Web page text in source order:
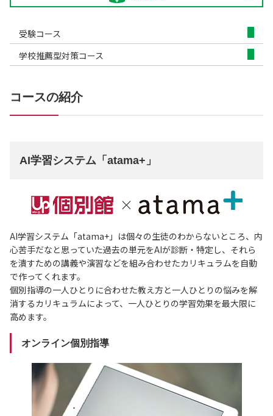
受験コース
学校推薦型対策コース
コースの紹介
AI学習システム「atama+」
AI学習システム「atama+」は個々の生徒のわからないところ、内
心苦手だなと思っていた過去の単元をAIが診断・特定し、それら
を潰すための講義や演習などを組み合わせたカリキュラムを自動
で作ってくれます。
個別指導の一人ひとりに合わせた教え方と一人ひとりの悩みを解
消するカリキュラムによって、一人ひとりの学習効果を最大限に
高めます。
オンライン個別指導